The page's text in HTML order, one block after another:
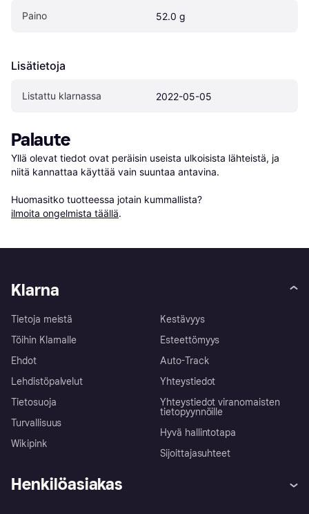
Paino 52.0 g
Lisätietoja
Listattu klarnassa 2022-05-05
Palaute
Yllä olevat tiedot ovat peräisin useista ulkoisista lähteistä, ja
niitä kannattaa käyttää vain suuntaa antavina.
Huomasitko tuotteessa jotain kummallista?
ilmoita ongelmista täällä.
Klarna
Tietoja meistä
Töihin Klarnalle
Ehdot
Lehdistöpalvelut
Tietosuoja
Turvallisuus
Wikipink
Kestävyys
Esteettömyys
Auto-Track
Yhteystiedot
Yhteystiedot viranomaisten
tietopyynnöille
Hyvä hallintotapa
Sijoittajasuhteet
Henkilöasiakas